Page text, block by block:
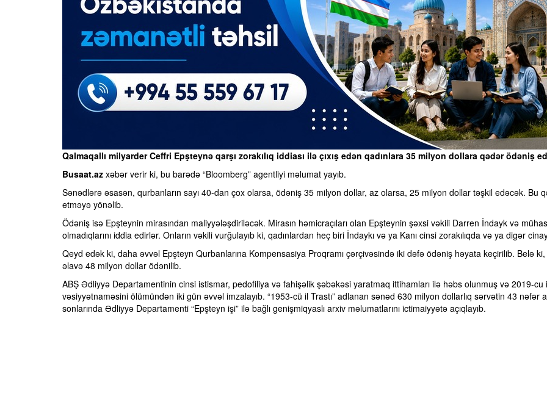
Qalmaqallı milyarder Ceffri Epşteynə qarşı zorakılıq iddiası ilə çıxış edən qadınlara 35 milyon dollara qədər ödəniş
Busaat.az xəbər verir ki, bu barədə “Bloomberg” agentliyi məlumat yayıb.
Sənədlərə əsasən, qurbanların sayı 40-dan çox olarsa, ödəniş 35 milyon dollar, az olarsa, 25 milyon dollar təşkil edəcək. Bu
etməyə yönəlib.
Ödəniş isə Epşteynin mirasından maliyyələşdiriləcək. Mirasın həmicraçıları olan Epşteynin şəxsi vəkili Darren İndayk və
olmadıqlarını iddia edirlər. Onların vəkili vurğulayıb ki, qadınlardan heç biri İndaykı və ya Kanı cinsi zorakılıqda və ya digər
Qeyd edək ki, daha əvvəl Epşteyn Qurbanlarına Kompensasiya Proqramı çərçivəsində iki dəfə ödəniş həyata keçirilib. Belə
əlavə 48 milyon dollar ödənilib.
ABŞ Ədliyyə Departamentinin cinsi istismar, pedofiliya və fahişəlik şəbəkəsi yaratmaq ittihamları ilə həbs olunmuş və 2019-cu
vəsiyyətnaməsini ölümündən iki gün əvvəl imzalayıb. “1953-cü il Trastı” adlanan sənəd 630 milyon dollarlıq sərvətin 43 nəfər
sonlarında Ədliyyə Departamenti “Epşteyn işi” ilə bağlı genişmiqyaslı arxiv məlumatlarını ictimaiyyətə açıqlayıb.